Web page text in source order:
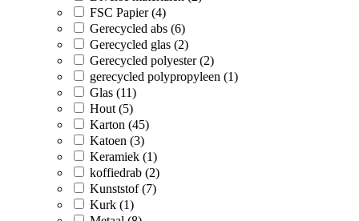
FSC Papier (4)
Gerecycled abs (6)
Gerecycled glas (2)
Gerecycled polyester (2)
gerecycled polypropyleen (1)
Glas (11)
Hout (5)
Karton (45)
Katoen (3)
Keramiek (1)
koffiedrab (2)
Kunststof (7)
Kurk (1)